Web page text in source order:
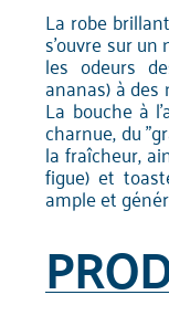
La robe
s'ouvre sur un
les odeurs
ananas) à
La bouche à
charnue, du
la fraîcheur,
figue) et
ample et